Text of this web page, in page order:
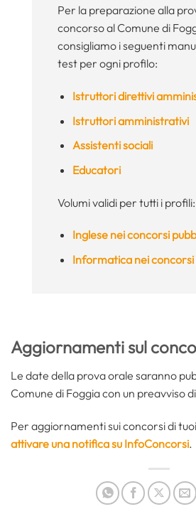
Per la preparazione alla
concorso al Comune di
consigliamo i seguenti
test per ogni profilo:
Istruttori direttivi
Istruttori amministrativi
Assistenti sociali
Educatori
Volumi validi per tutti i profili:
Inglese nei concorsi
Informatica nei concorsi
Aggiornamenti sul
Le date della prova orale saranno
Comune di Foggia con un preavviso
Per aggiornamenti sui concorsi di
attivare una notifica su InfoConcorsi.